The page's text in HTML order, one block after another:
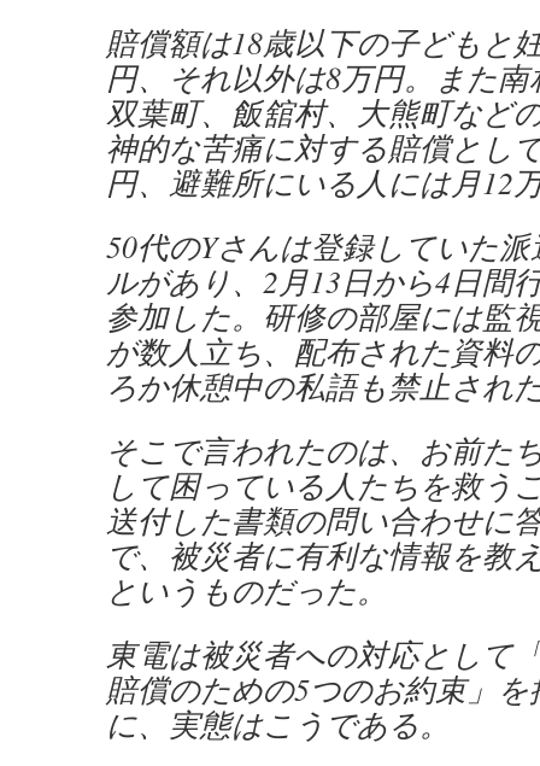
賠償額は18歳以下の子どもと
円、それ以外は8万円。また
双葉町、飯舘村、大熊町など
神的な苦痛に対する賠償とし
円、避難所にいる人には月12
50代のYさんは登録していた
ルがあり、2月13日から4日間
参加した。研修の部屋には監
が数人立ち、配布された資料
ろか休憩中の私語も禁止され
そこで言われたのは、お前た
して困っている人たちを救う
送付した書類の問い合わせに
で、被災者に有利な情報を教
というものだった。
東電は被災者への対応として
賠償のための5つのお約束」
に、実態はこうである。